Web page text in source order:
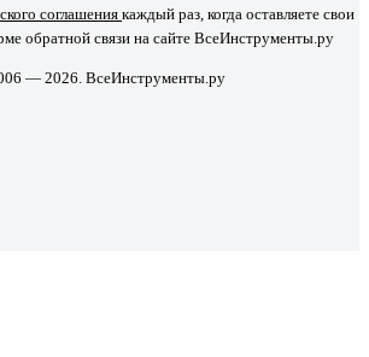
соглашения каждый раз, когда оставляете свои
обратной связи на сайте ВсеИнструменты.ру
— 2026. ВсеИнструменты.ру